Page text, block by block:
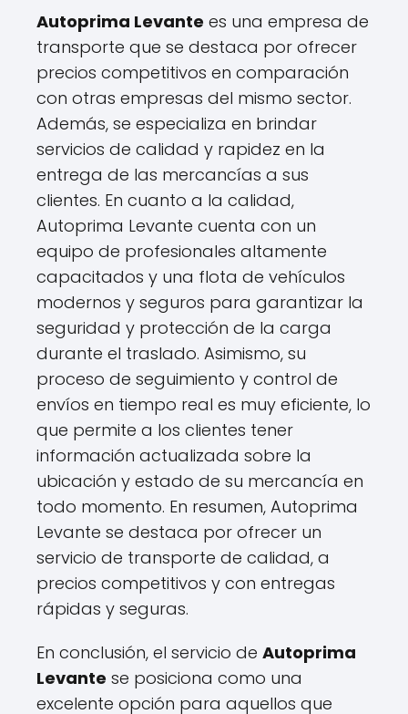
Autoprima Levante es una empresa de
transporte que se destaca por ofrecer
precios competitivos en comparación
con otras empresas del mismo sector.
Además, se especializa en brindar
servicios de calidad y rapidez en la
entrega de las mercancías a sus
clientes. En cuanto a la calidad,
Autoprima Levante cuenta con un
equipo de profesionales altamente
capacitados y una flota de vehículos
modernos y seguros para garantizar la
seguridad y protección de la carga
durante el traslado. Asimismo, su
proceso de seguimiento y control de
envíos en tiempo real es muy eficiente, lo
que permite a los clientes tener
información actualizada sobre la
ubicación y estado de su mercancía en
todo momento. En resumen, Autoprima
Levante se destaca por ofrecer un
servicio de transporte de calidad, a
precios competitivos y con entregas
rápidas y seguras.
En conclusión, el servicio de Autoprima
Levante se posiciona como una
excelente opción para aquellos que